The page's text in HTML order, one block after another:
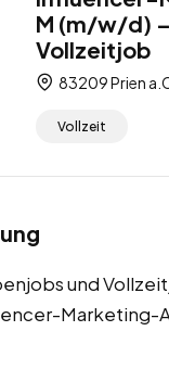
M (m/w/d)
Vollzeitjob
83209 Prien
Vollzeit
und
Marketing-